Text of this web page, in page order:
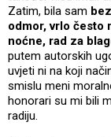
Zatim, bila sam
odmor, vrlo često
noćne, rad za
putem autorskih
uvjeti ni na koji
smislu meni
honorari su mi bili
radiju.